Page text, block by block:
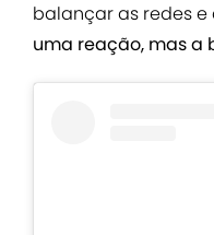
balançar as redes e
uma reação, mas a